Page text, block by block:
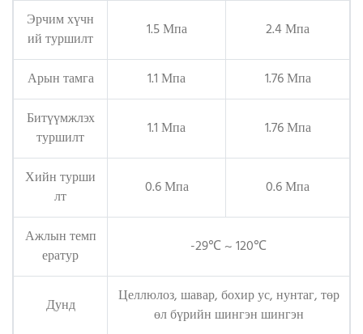
Эрчим хүчн
ий туршилт
1.5 Мпа 2.4 Мпа
Арын тамга 1.1 Мпа
1.76 Мпа
Битүүмжлэх
туршилт
1.1 Мпа 1.76 Мпа
Хийн турши
лт
0.6 Мпа 0.6 Мпа
Ажлын темп
ератур
-29℃ ~ 120℃
Дунд
Целлюлоз, шавар, бохир ус, нунтаг, төр
өл бүрийн шингэн шингэн